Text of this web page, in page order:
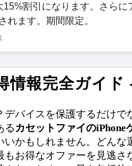
割引になります。さらに
れます。期間限定。
情報完全ガイ
バイスを保護するだけで
る カセットファイのiPhone
いかもしれません。どんな
お得なオファーを見逃さ